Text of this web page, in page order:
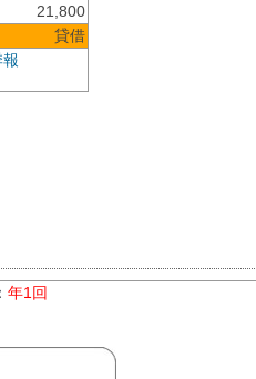
21,800
貸借
報
年1回